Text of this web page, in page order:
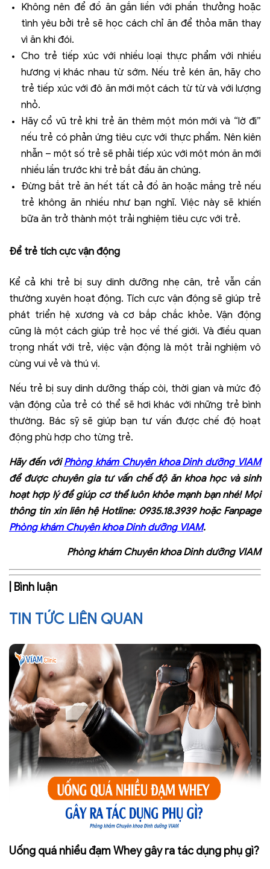
Không nên để đồ ăn gắn liền với phần thưởng hoặc
tình yêu bởi trẻ sẽ học cách chỉ ăn để thỏa mãn thay
vì ăn khi đói.
Cho trẻ tiếp xúc với nhiều loại thực phẩm với nhiều
hương vị khác nhau từ sớm. Nếu trẻ kén ăn, hãy cho
trẻ tiếp xúc với đô ăn mới một cách từ từ và với lượng
nhỏ.
Hãy cổ vũ trẻ khi trẻ ăn thêm một món mới và “lờ đi”
nếu trẻ có phản ứng tiêu cực với thực phẩm. Nên kiên
nhẫn – một số trẻ sẽ phải tiếp xúc với một món ăn mới
nhiều lần trước khi trẻ bắt đầu ăn chúng.
Đừng bắt trẻ ăn hết tất cả đồ ăn hoặc mắng trẻ nếu
trẻ không ăn nhiều như bạn nghĩ. Việc này sẽ khiến
bữa ăn trở thành một trải nghiệm tiêu cực với trẻ.
Để trẻ tích cực vận động
Kể cả khi trẻ bị suy dinh dưỡng nhẹ cân, trẻ vẫn cần
thường xuyên hoạt động. Tích cực vận động sẽ giúp trẻ
phát triển hệ xương và cơ bắp chắc khỏe. Vận động
cũng là một cách giúp trẻ học về thế giới. Và điều quan
trọng nhất với trẻ, việc vận động là một trải nghiệm vô
cùng vui vẻ và thú vị.
Nếu trẻ bị suy dinh dưỡng thấp còi, thời gian và mức độ
vận động của trẻ có thể sẽ hơi khác với những trẻ bình
thường. Bác sỹ sẽ giúp bạn tư vấn được chế độ hoạt
động phù hợp cho từng trẻ.
Hãy đến vớiPhòng khám Chuyên khoa Dinh dưỡng VIAM
để được chuyên gia tư vấn chế độ ăn khoa học và sinh
hoạt hợp lý để giúp cơ thể luôn khỏe mạnh bạn nhé! Mọi
thông tin xin liên hệ Hotline: 0935.18.3939 hoặc Fanpage
Phòng khám Chuyên khoa Dinh dưỡng VIAM.
Phòng khám Chuyên khoa Dinh dưỡng VIAM
| Bình luận
TIN TỨC LIÊN QUAN
Uống quá nhiều đạm Whey gây ra tác dụng phụ gì?